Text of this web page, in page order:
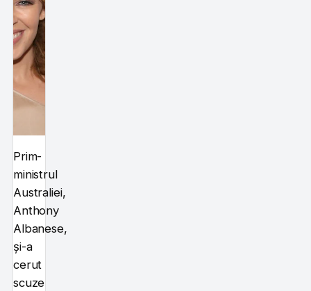
Prim-
ministrul
Australiei,
Anthony
Albanese,
și-a
cerut
scuze